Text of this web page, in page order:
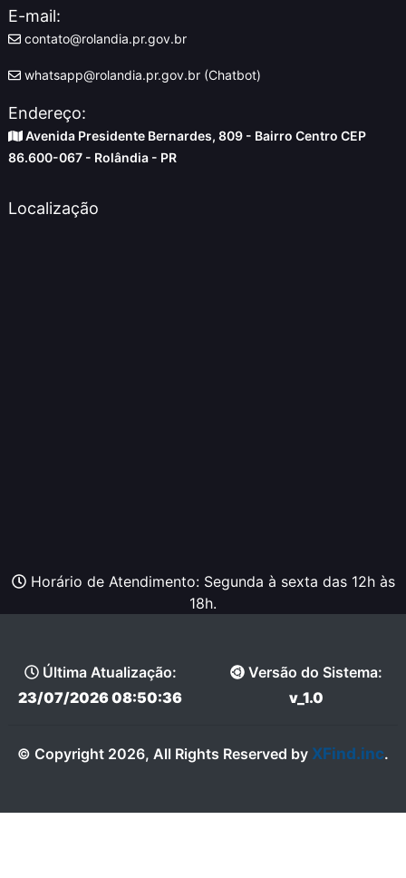
E-mail:
contato@rolandia.pr.gov.br
whatsapp@rolandia.pr.gov.br (Chatbot)
Endereço:
Avenida Presidente Bernardes, 809 - Bairro Centro CEP
86.600-067 - Rolândia - PR
Localização
Horário de Atendimento: Segunda à sexta das 12h às
18h.
Última Atualização:
23/07/2026 08:50:36
Versão do Sistema:
v_1.0
© Copyright 2026, All Rights Reserved by XFind.inc.